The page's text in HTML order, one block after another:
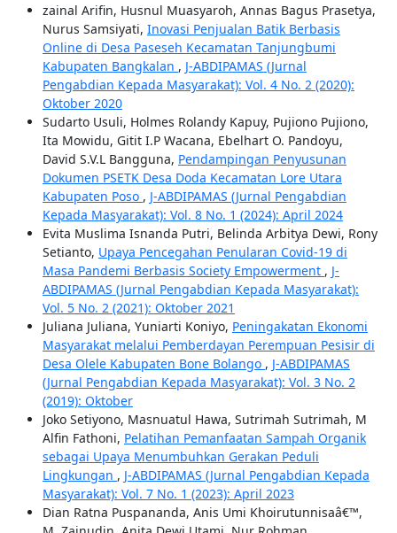
zainal Arifin, Husnul Muasyaroh, Annas Bagus Prasetya,
Nurus Samsiyati, Inovasi Penjualan Batik Berbasis
Online di Desa Paseseh Kecamatan Tanjungbumi
Kabupaten Bangkalan , J-ABDIPAMAS (Jurnal
Pengabdian Kepada Masyarakat): Vol. 4 No. 2 (2020):
Oktober 2020
Sudarto Usuli, Holmes Rolandy Kapuy, Pujiono Pujiono,
Ita Mowidu, Gitit I.P Wacana, Ebelhart O. Pandoyu,
David S.V.L Bangguna, Pendampingan Penyusunan
Dokumen PSETK Desa Doda Kecamatan Lore Utara
Kabupaten Poso , J-ABDIPAMAS (Jurnal Pengabdian
Kepada Masyarakat): Vol. 8 No. 1 (2024): April 2024
Evita Muslima Isnanda Putri, Belinda Arbitya Dewi, Rony
Setianto, Upaya Pencegahan Penularan Covid-19 di
Masa Pandemi Berbasis Society Empowerment , J-
ABDIPAMAS (Jurnal Pengabdian Kepada Masyarakat):
Vol. 5 No. 2 (2021): Oktober 2021
Juliana Juliana, Yuniarti Koniyo, Peningakatan Ekonomi
Masyarakat melalui Pemberdayan Perempuan Pesisir di
Desa Olele Kabupaten Bone Bolango , J-ABDIPAMAS
(Jurnal Pengabdian Kepada Masyarakat): Vol. 3 No. 2
(2019): Oktober
Joko Setiyono, Masnuatul Hawa, Sutrimah Sutrimah, M
Alfin Fathoni, Pelatihan Pemanfaatan Sampah Organik
sebagai Upaya Menumbuhkan Gerakan Peduli
Lingkungan , J-ABDIPAMAS (Jurnal Pengabdian Kepada
Masyarakat): Vol. 7 No. 1 (2023): April 2023
Dian Ratna Puspananda, Anis Umi Khoirutunnisaâ€™,